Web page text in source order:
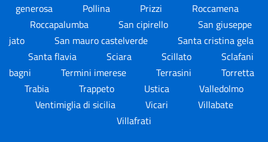
generosa
Pollina Prizzi
Roccamena
Roccapalumba
San cipirello
San giuseppe
jato
San mauro castelverde
Santa cristina gela
Santa flavia
Sciara Scillato
Sclafani
bagni
Termini imerese Terrasini
Torretta
Trabia
Trappeto Ustica
Valledolmo
Ventimiglia di sicilia
Vicari
Villabate
Villafrati